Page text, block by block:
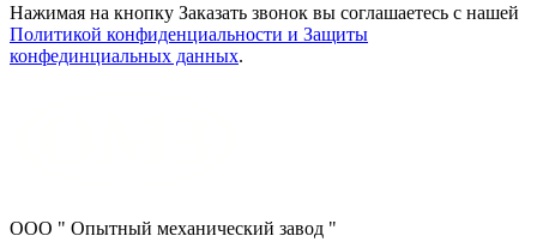
Нажимая на кнопку Заказать звонок вы соглашаетесь с нашей
Политикой конфиденциальности и Защиты
конфединциальных данных.
ООО " Опытный механический завод "